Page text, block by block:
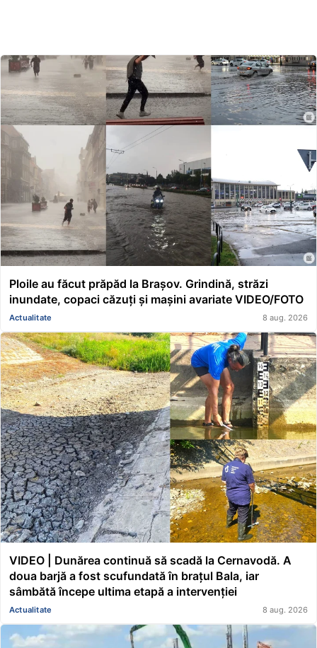
Ploile au făcut prăpăd la Brașov. Grindină, străzi
inundate, copaci căzuți și mașini avariate VIDEO/FOTO
Actualitate 8 aug. 2026
VIDEO | Dunărea continuă să scadă la Cernavodă. A
doua barjă a fost scufundată în brațul Bala, iar
sâmbătă începe ultima etapă a intervenției
Actualitate 8 aug. 2026